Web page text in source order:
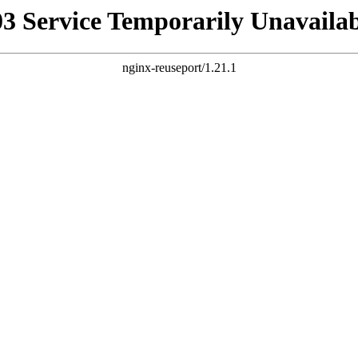
Service Temporarily
nginx-reuseport/1.21.1